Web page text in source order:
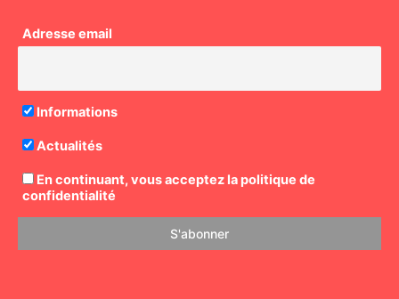
Adresse email
Informations
Actualités
En continuant, vous acceptez la politique de
confidentialité